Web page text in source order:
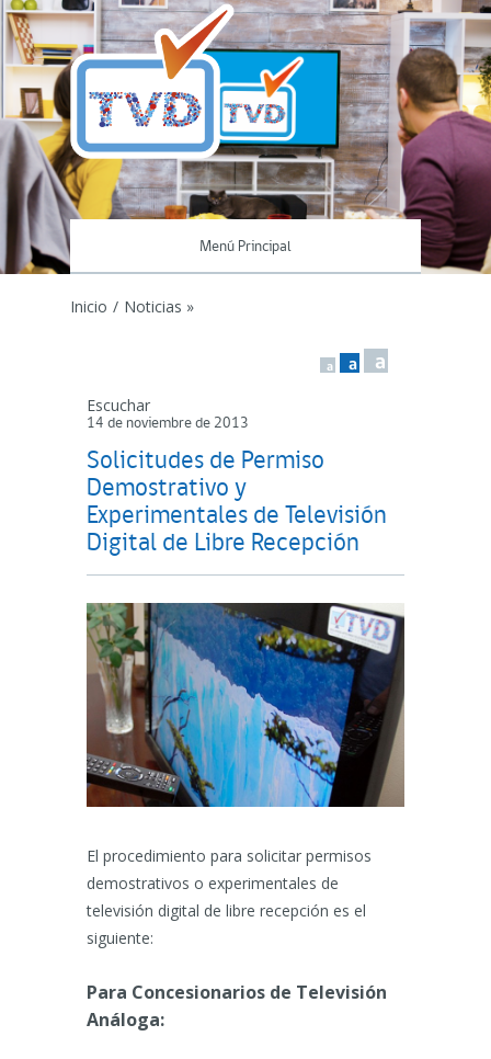
Menú Principal
Inicio / Noticias »
a a a
Escuchar
14 de noviembre de 2013
Solicitudes de Permiso
Demostrativo y
Experimentales de Televisión
Digital de Libre Recepción
El procedimiento para solicitar permisos
demostrativos o experimentales de
televisión digital de libre recepción es el
siguiente:
Para Concesionarios de Televisión
Análoga: